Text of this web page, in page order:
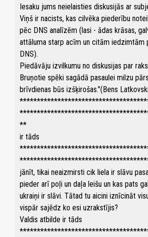
Iesaku jums neielaisties diskusijās ar
Viņš ir nacists, kas cilvēka piederību
pēc DNS analīzēm (lasi - ādas krāsas,
attāluma starp acīm un citām iedzimtām
DNS).
Piedāvāju izvilkumu no diskusijas par
Bruņotie spēki sagādā pasaulei milzu
brīvdienas būs izšķirošas."(Bens
**
ir tāds
jānīt, tikai neaizmirsti cik liela ir slāvu
pieder arī poļi un daļa leišu un kas pats
ukraiņi ir slāvi. Tātad tu aicini iznīcināt
vispār sajēdz ko esi uzrakstījis?
Valdis atbilde ir tāds